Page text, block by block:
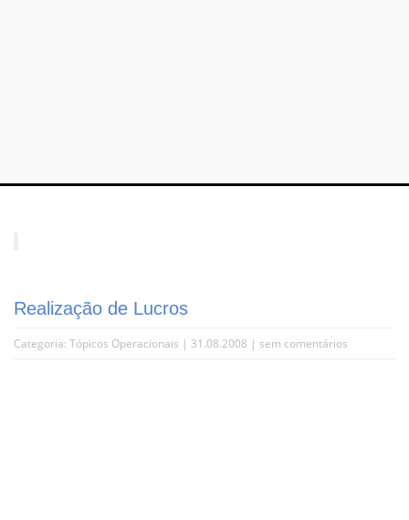
Realização de Lucros
Categoria: Tópicos Operacionais | 31.08.2008 | sem comentários